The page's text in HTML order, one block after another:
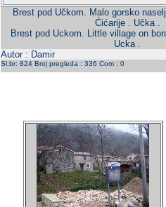
Brest pod Učkom. Malo gorsko
Ćićarije . Učka .
Brest pod Uckom. Little village on
Ucka .
Autor : Damir
Sl.br: 824 Broj pregleda : 336 Com : 0